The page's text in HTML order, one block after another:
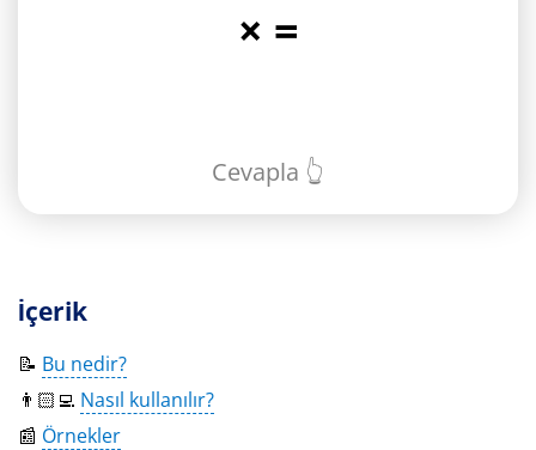
× =
Cevapla 👆
İçerik
📝 Bu nedir?
👨🏻‍💻 Nasıl kullanılır?
📰 Örnekler